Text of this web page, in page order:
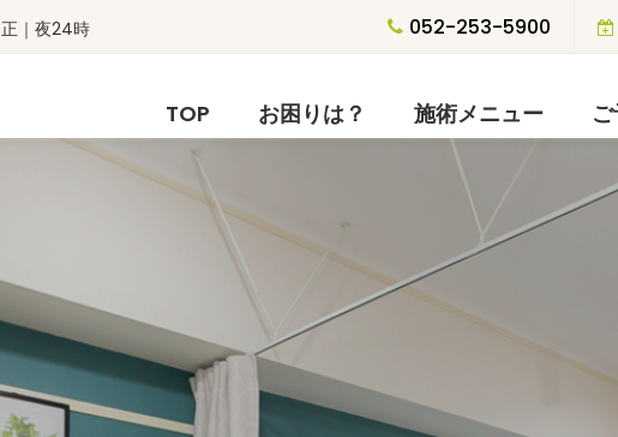
｜夜24時
052-253-5900
TOP お困りは？ 施術メニュー